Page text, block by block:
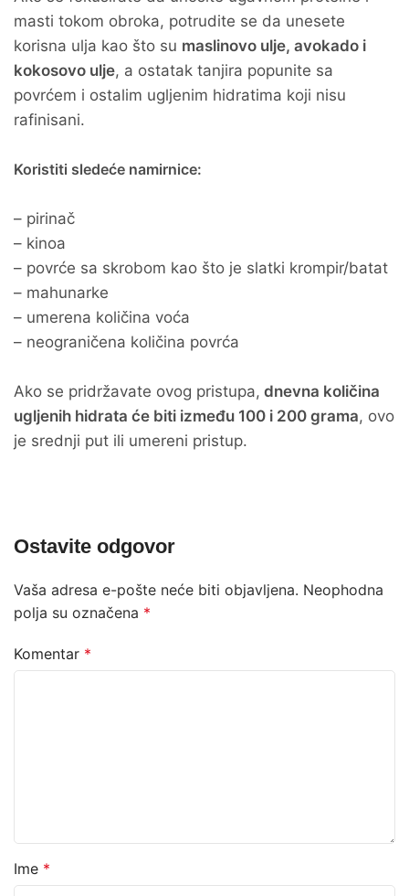
masti tokom obroka, potrudite se da unesete
korisna ulja kao što su maslinovo ulje, avokado i
kokosovo ulje, a ostatak tanjira popunite sa
povrćem i ostalim ugljenim hidratima koji nisu
rafinisani.
Koristiti sledeće namirnice:
– pirinač
– kinoa
– povrće sa skrobom kao što je slatki krompir/batat
– mahunarke
– umerena količina voća
– neograničena količina povrća
Ako se pridržavate ovog pristupa, dnevna količina
ugljenih hidrata će biti između 100 i 200 grama, ovo
je srednji put ili umereni pristup.
Ostavite odgovor
Vaša adresa e-pošte neće biti objavljena. Neophodna
polja su označena *
Komentar *
Ime *